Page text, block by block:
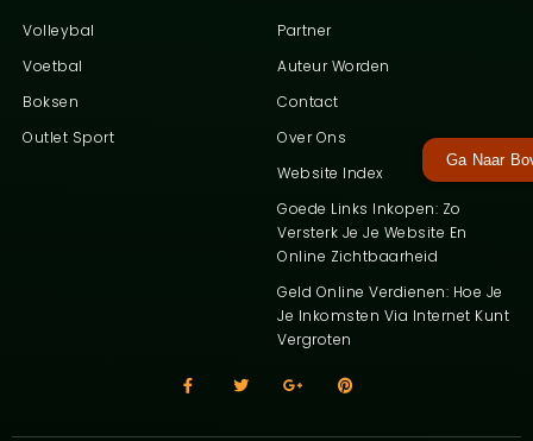
Ga Naar
Partner
Auteur Worden
Contact
Over Ons
Website Index
Goede Links Inkopen: Zo
Versterk Je Je Website En
Online Zichtbaarheid
Geld Online Verdienen: Hoe Je
Je Inkomsten Via Internet Kunt
Vergroten
Volleybal
Voetbal
Boksen
Outlet Sport